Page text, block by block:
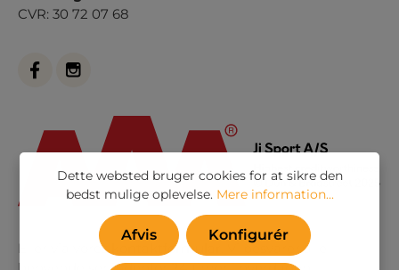
CVR: 30 72 07 68
Eller via vores kontaktformular
. Vi besvarer alle
Dette websted bruger cookies for at sikre den
bedst mulige oplevelse. Mere information...
Afvis Konfigurér